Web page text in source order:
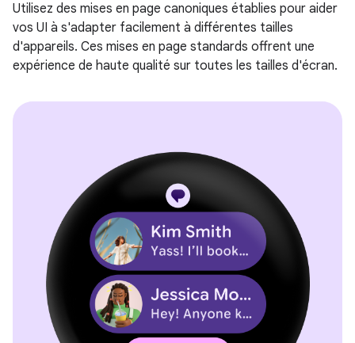
Utilisez des mises en page canoniques établies pour aider
vos UI à s'adapter facilement à différentes tailles
d'appareils. Ces mises en page standards offrent une
expérience de haute qualité sur toutes les tailles d'écran.